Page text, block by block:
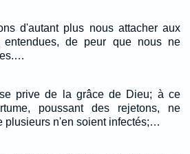
d'autant plus nous attacher aux
de peur que nous ne
prive de la grâce de Dieu; à ce
poussant des rejetons, ne
plusieurs n'en soient infectés;…